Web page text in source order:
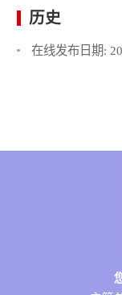
历史
在线发布日期: